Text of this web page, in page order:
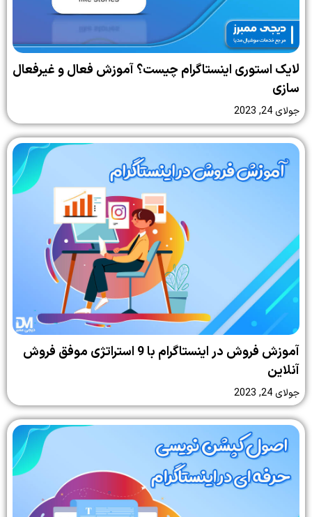
لایک استوری اینستاگرام چیست؟ آموزش فعال و غیرفعال
سازی
جولای 24, 2023
آموزش فروش در اینستاگرام با 9 استراتژی موفق فروش
آنلاین
جولای 24, 2023